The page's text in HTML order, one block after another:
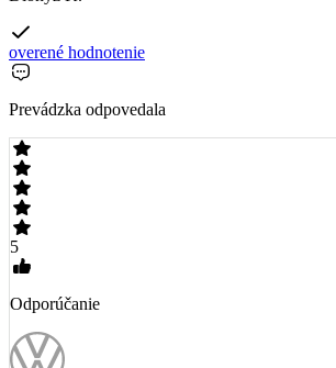
overené hodnotenie
Prevádzka odpovedala
5
Odporúčanie